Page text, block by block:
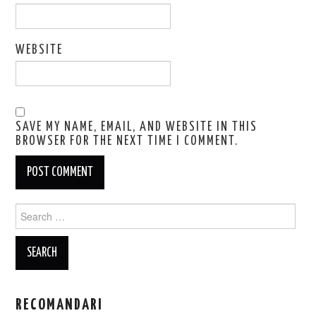
WEBSITE
SAVE MY NAME, EMAIL, AND WEBSITE IN THIS
BROWSER FOR THE NEXT TIME I COMMENT.
for:
RECOMANDARI